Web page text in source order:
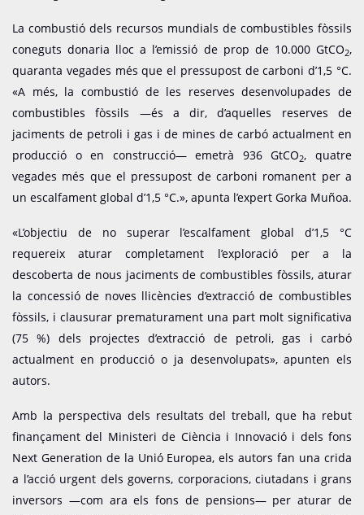
La combustió dels recursos mundials de combustibles fòssils
coneguts donaria lloc a l’emissió de prop de 10.000 GtCO2,
quaranta vegades més que el pressupost de carboni d’1,5 °C.
«A més, la combustió de les reserves desenvolupades de
combustibles fòssils —és a dir, d’aquelles reserves de
jaciments de petroli i gas i de mines de carbó actualment en
producció o en construcció— emetrà 936 GtCO2, quatre
vegades més que el pressupost de carboni romanent per a
un escalfament global d’1,5 °C.», apunta l’expert Gorka Muñoa.
«L’objectiu de no superar l’escalfament global d’1,5 °C
requereix aturar completament l’exploració per a la
descoberta de nous jaciments de combustibles fòssils, aturar
la concessió de noves llicències d’extracció de combustibles
fòssils, i clausurar prematurament una part molt significativa
(75 %) dels projectes d’extracció de petroli, gas i carbó
actualment en producció o ja desenvolupats», apunten els
autors.
Amb la perspectiva dels resultats del treball, que ha rebut
finançament del Ministeri de Ciència i Innovació i dels fons
Next Generation de la Unió Europea, els autors fan una crida
a l’acció urgent dels governs, corporacions, ciutadans i grans
inversors —com ara els fons de pensions— per aturar de